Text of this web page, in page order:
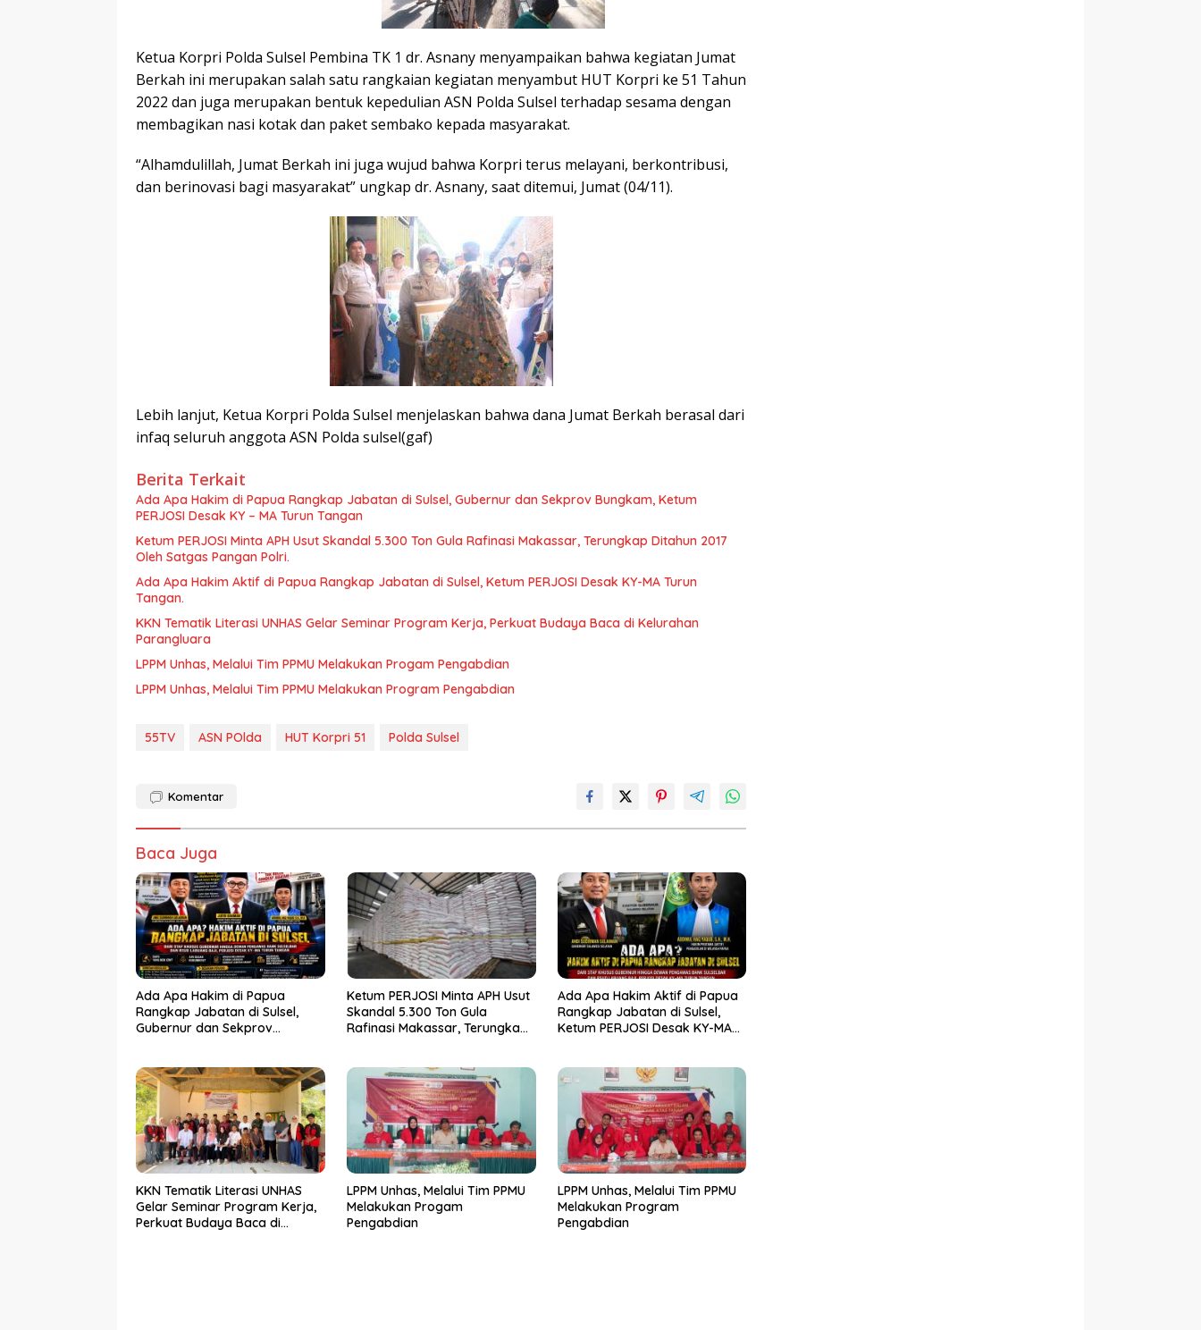
Ketua Korpri Polda Sulsel Pembina TK 1 dr. Asnany menyampaikan bahwa kegiatan Jumat
Berkah ini merupakan salah satu rangkaian kegiatan menyambut HUT Korpri ke 51 Tahun
2022 dan juga merupakan bentuk kepedulian ASN Polda Sulsel terhadap sesama dengan
membagikan nasi kotak dan paket sembako kepada masyarakat.
“Alhamdulillah, Jumat Berkah ini juga wujud bahwa Korpri terus melayani, berkontribusi,
dan berinovasi bagi masyarakat” ungkap dr. Asnany, saat ditemui, Jumat (04/11).
Lebih lanjut, Ketua Korpri Polda Sulsel menjelaskan bahwa dana Jumat Berkah berasal dari
infaq seluruh anggota ASN Polda sulsel(gaf)
Berita Terkait
Ada Apa Hakim di Papua Rangkap Jabatan di Sulsel, Gubernur dan Sekprov Bungkam, Ketum
PERJOSI Desak KY – MA Turun Tangan
Ketum PERJOSI Minta APH Usut Skandal 5.300 Ton Gula Rafinasi Makassar, Terungkap Ditahun 2017
Oleh Satgas Pangan Polri.
Ada Apa Hakim Aktif di Papua Rangkap Jabatan di Sulsel, Ketum PERJOSI Desak KY-MA Turun
Tangan.
KKN Tematik Literasi UNHAS Gelar Seminar Program Kerja, Perkuat Budaya Baca di Kelurahan
Parangluara
LPPM Unhas, Melalui Tim PPMU Melakukan Progam Pengabdian
LPPM Unhas, Melalui Tim PPMU Melakukan Program Pengabdian
55TV ASN POlda HUT Korpri 51 Polda Sulsel
Komentar
Baca Juga
Ada Apa Hakim di Papua
Rangkap Jabatan di Sulsel,
Gubernur dan Sekprov
Ketum PERJOSI Minta APH Usut
Skandal 5.300 Ton Gula
Rafinasi Makassar, Terungkap
Ada Apa Hakim Aktif di Papua
Rangkap Jabatan di Sulsel,
Ketum PERJOSI Desak KY-MA
KKN Tematik Literasi UNHAS
Gelar Seminar Program Kerja,
Perkuat Budaya Baca di
LPPM Unhas, Melalui Tim PPMU
Melakukan Progam
Pengabdian
LPPM Unhas, Melalui Tim PPMU
Melakukan Program
Pengabdian